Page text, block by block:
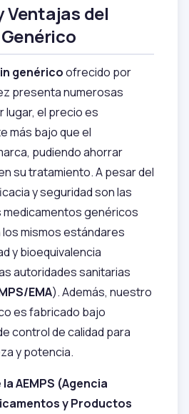
Ventajas del
genéricoofrecido por
presenta numerosas
lugar, el precio es
más bajo que el
pudiendo ahorrar
su tratamiento. A pesar del
y seguridad son las
medicamentos genéricos
mismos estándares
y bioequivalencia
autoridades sanitarias
EMA). Además, nuestro
es fabricado bajo
control de calidad para
y potencia.
AEMPS (Agencia
y Productos